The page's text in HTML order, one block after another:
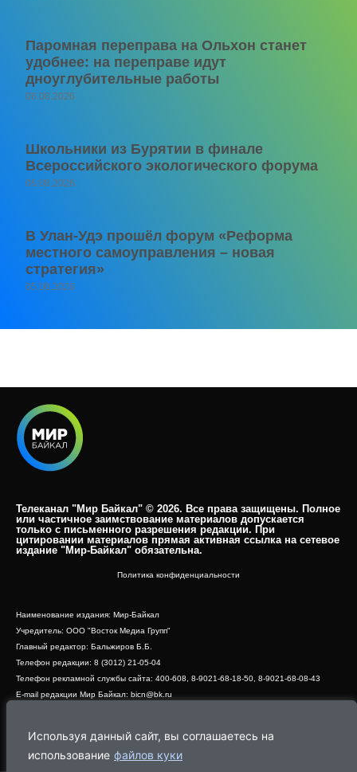
Используя данный сайт, вы соглашаетесь на
использование файлов куки
Паромная переправа на Ольхон станет
удобнее: на переправе идут
дноуглубительные работы
06.08.2026
Школьники из Бурятии в финале
Всероссийского экологического форума
06.08.2026
В Улан-Удэ прошёл форум «Реформа
местного самоуправления – новая
стратегия»
05.08.2026
Телеканал "Мир Байкал" © 2026. Все права защищены. Полное
или частичное заимствование материалов допускается
только с письменного разрешения редакции. При
цитировании материалов прямая активная ссылка на сетевое
издание "Мир-Байкал" обязательна.​
Политика конфиденциальности
Наименование издания: Мир-Байкал
Учредитель: ООО "Восток Медиа Групп"
Главный редактор: Бальжиров Б.Б.
Телефон редакции: 8 (3012) 21-05-04
Телефон рекламной службы сайта: 400-608, 8-9021-68-18-50, 8-9021-68-08-43
E-mail редакции Мир Байкал: bicn@bk.ru
Адрес редакции: 670000, г. Улан-Удэ, ул. Профсоюзная, дом 44, офис 1